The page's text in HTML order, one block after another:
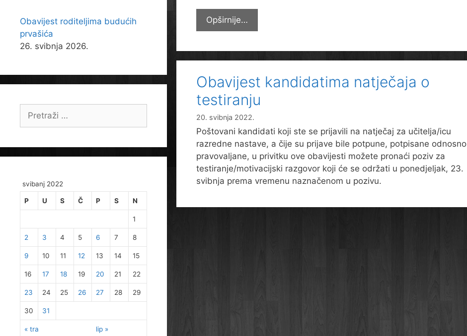
Opširnije…
PETI
AUREA
MATHEMATICORUM
Obavijest kandidatima natječaja o
testiranju
20. svibnja 2022.
Poštovani kandidati koji ste se prijavili na natječaj za učitelja/icu
razredne nastave, a čije su prijave bile potpune, potpisane odnosno
pravovaljane, u privitku ove obavijesti možete pronaći poziv za
testiranje/motivacijski razgovor koji će se održati u ponedjeljak, 23.
svibnja prema vremenu naznačenom u pozivu.
Obavijest roditeljima budućih
prvašića
26. svibnja 2026.
svibanj 2022
P U S Č P S N
« tra lip »
1
2 3 4 5 6 7 8
9 10 11 12 13 14 15
16 17 18 19 20 21 22
23 24 25 26 27 28 29
30 31